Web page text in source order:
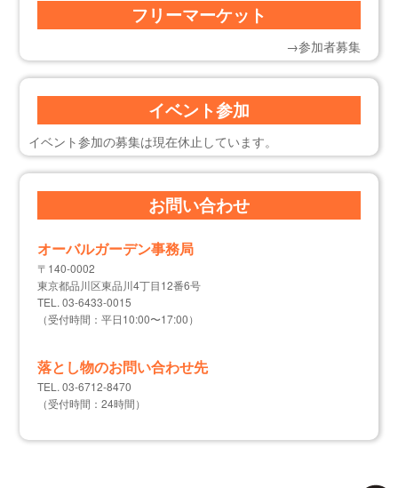
フリーマーケット
→参加者募集
イベント参加
イベント参加の募集は現在休止しています。
お問い合わせ
オーバルガーデン事務局
〒140-0002
東京都品川区東品川4丁目12番6号
TEL. 03-6433-0015
（受付時間：平日10:00〜17:00）
落とし物のお問い合わせ先
TEL. 03-6712-8470
（受付時間：24時間）